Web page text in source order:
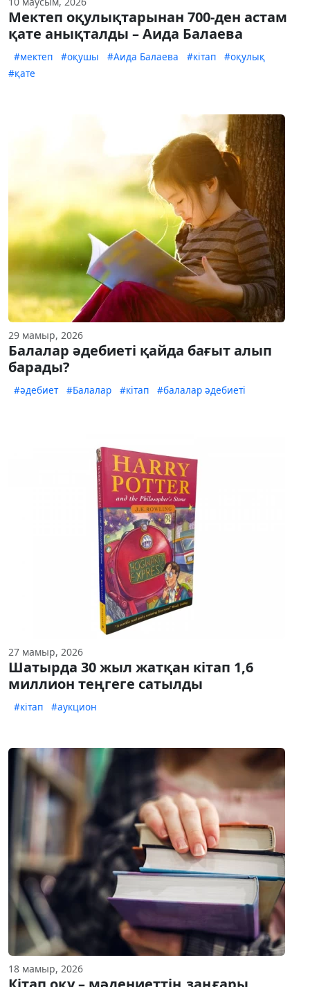
Мектеп оқулықтарынан 700-ден астам
қате анықталды – Аида Балаева
#мектеп #оқушы #Аида Балаева #кітап
#оқулық
#қате
29 мамыр, 2026
Балалар әдебиеті қайда бағыт алып
барады?
#әдебиет #Балалар #кітап #балалар әдебиеті
27 мамыр, 2026
Шатырда 30 жыл жатқан кітап 1,6
миллион теңгеге сатылды
#кітап #аукцион
18 мамыр, 2026